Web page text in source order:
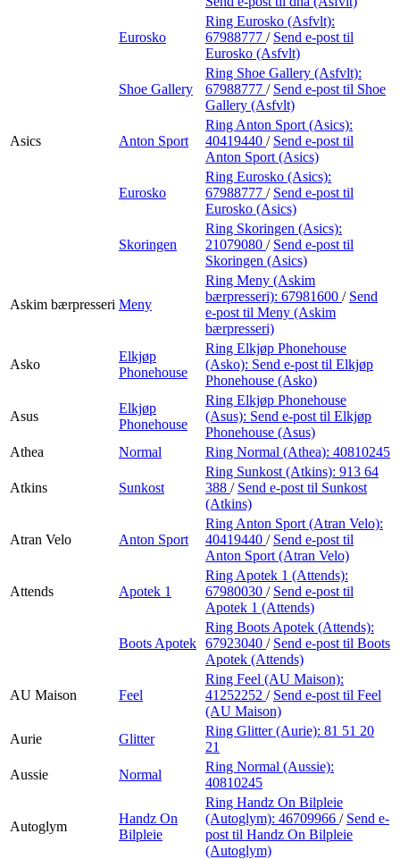
Eurosko
Ring Eurosko (Asfvlt):
67988777 / Send e-post til
Eurosko (Asfvlt)
Shoe Gallery
Ring Shoe Gallery (Asfvlt):
67988777 / Send e-post til Shoe
Gallery (Asfvlt)
Asics Anton Sport
Ring Anton Sport (Asics):
40419440 / Send e-post til
Anton Sport (Asics)
Eurosko
Ring Eurosko (Asics):
67988777 / Send e-post til
Eurosko (Asics)
Skoringen
Ring Skoringen (Asics):
21079080 / Send e-post til
Skoringen (Asics)
Askim bærpresseri Meny
Ring Meny (Askim
bærpresseri): 67981600 / Send
e-post til Meny (Askim
bærpresseri)
Asko
Elkjøp
Phonehouse
Ring Elkjøp Phonehouse
(Asko): Send e-post til Elkjøp
Phonehouse (Asko)
Asus
Elkjøp
Phonehouse
Ring Elkjøp Phonehouse
(Asus): Send e-post til Elkjøp
Phonehouse (Asus)
Athea
Normal Ring Normal (Athea): 40810245
Atkins Sunkost
Ring Sunkost (Atkins): 913 64
388 / Send e-post til Sunkost
(Atkins)
Atran Velo Anton Sport
Ring Anton Sport (Atran Velo):
40419440 / Send e-post til
Anton Sport (Atran Velo)
Attends Apotek 1
Ring Apotek 1 (Attends):
67980030 / Send e-post til
Apotek 1 (Attends)
Boots Apotek
Ring Boots Apotek (Attends):
67923040 / Send e-post til Boots
Apotek (Attends)
AU Maison Feel
Ring Feel (AU Maison):
41252252 / Send e-post til Feel
(AU Maison)
Aurie
Glitter
Ring Glitter (Aurie): 81 51 20
21
Aussie
Normal
Ring Normal (Aussie):
40810245
Autoglym
Handz On
Bilpleie
Ring Handz On Bilpleie
(Autoglym): 46709966 / Send e-
post til Handz On Bilpleie
(Autoglym)